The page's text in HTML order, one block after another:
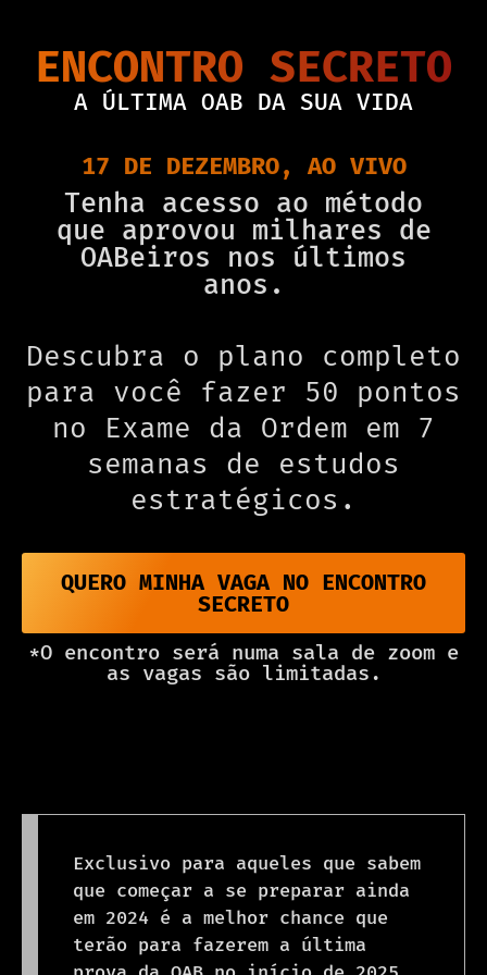
ENCONTRO SECRETO
A ÚLTIMA OAB DA SUA VIDA
17 DE DEZEMBRO, AO VIVO
Tenha acesso ao método
que aprovou milhares de
OABeiros nos últimos
anos.
Descubra o plano completo
para você fazer 50 pontos
no Exame da Ordem em 7
semanas de estudos
estratégicos.
QUERO MINHA VAGA NO ENCONTRO
SECRETO
*O encontro será numa sala de zoom e
as vagas são limitadas.
Exclusivo para aqueles que sabem
que começar a se preparar ainda
em 2024 é a melhor chance que
terão para fazerem a última